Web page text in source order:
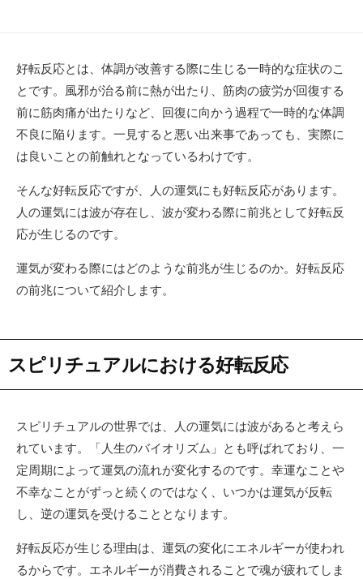
好転反応とは、体調が改善する際に生じる一時的な症状のこ
とです。風邪が治る前に熱が出たり、筋肉の疲労が回復する
前に筋肉痛が出たりなど、回復に向かう過程で一時的な体調
不良に陥ります。一見すると悪い出来事であっても、実際に
は良いことの前触れとなっているわけです。
そんな好転反応ですが、人の運気にも好転反応があります。
人の運気には波が存在し、波が変わる際に前兆として好転反
応が生じるのです。
運気が変わる際にはどのような前兆が生じるのか。好転反応
の前兆について紹介します。
スピリチュアルにおける好転反応
スピリチュアルの世界では、人の運気には波があると考えら
れています。「人生のバイオリズム」とも呼ばれており、一
定周期によって運気の流れが変化するのです。幸運なことや
不幸なことがずっと続くのではなく、いつかは運気が反転
し、逆の運気を受けることとなります。
好転反応が生じる理由は、運気の変化にエネルギーが使われ
るからです。エネルギーが消費されることで魂が疲れてしま